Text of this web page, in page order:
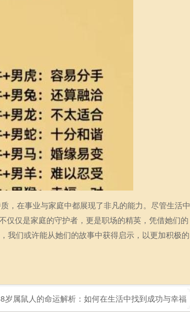
，在事业与家庭中都展现了非凡的能力。尽管生活中
仅仅是家庭的守护者，更是职场的精英，凭借她们的
我们或许能从她们的故事中获得启示，以更加积极的
岁属鼠人的命运解析：如何在生活中找到成功与幸福